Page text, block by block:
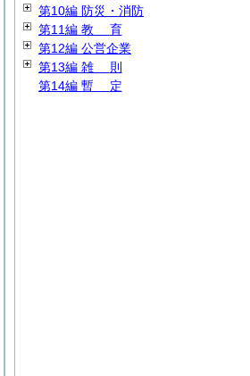
第10編 防災・消防
第11編 教 育
第12編 公営企業
第13編 雑 則
第14編 暫 定